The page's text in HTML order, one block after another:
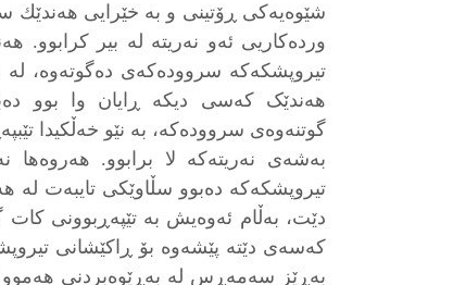
شێوەیەكی ڕۆتینی و بە خێرایی هەندێك
وردەکاریی ئەو نەریتە لە بیر کرابوو.
تیروپشکەکە سروودەكەی دەگوتەوە، لە
هەندێک کەسی دیکە ڕایان وا بوو
گوتنەوەی سروودەکە، بە نێو خەڵکیدا
بەشەی نەریتەکە لا برابوو. هەروەها
تیروپشکەکە دەبوو سڵاوێکی تایبەت
دێت، بەڵام ئەوەیش بە تێپەڕبوونی کات
کەسەی دێتە پێشەوە بۆ ڕاکێشانی
بەڕێز سەمەڕس لە بەڕێوەبردنی هەموو